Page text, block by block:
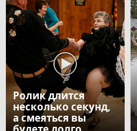
Ролик длится
несколько секунд,
а смеяться вы